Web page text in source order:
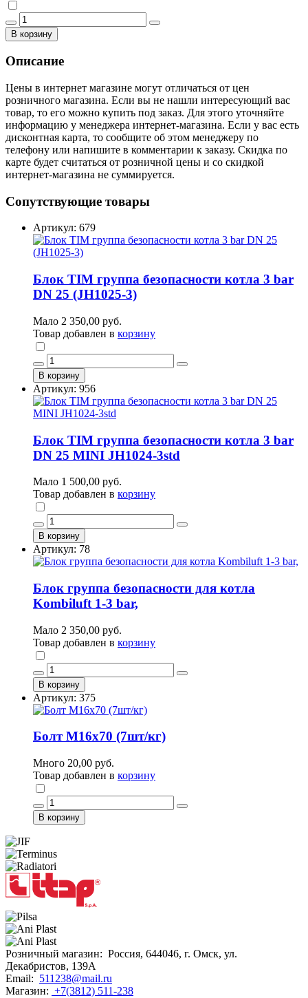
В корзину
Описание
Цены в интернет магазине могут отличаться от цен
розничного магазина. Если вы не нашли интересующий вас
товар, то его можно купить под заказ. Для этого уточняйте
информацию у менеджера интернет-магазина. Если у вас есть
дисконтная карта, то сообщите об этом менеджеру по
телефону или напишите в комментарии к заказу. Скидка по
карте будет считаться от розничной цены и со скидкой
интернет-магазина не суммируется.
Сопутствующие товары
Артикул: 679
Блок TIM группа безопасности котла 3 bar
DN 25 (JH1025-3)
Мало 2 350,00 руб.
Товар добавлен в корзину
В корзину
Артикул: 956
Блок TIM группа безопасности котла 3 bar
DN 25 MINI JH1024-3std
Мало 1 500,00 руб.
Товар добавлен в корзину
В корзину
Артикул: 78
Блок группа безопасности для котла
Kombiluft 1-3 bar,
Мало 2 350,00 руб.
Товар добавлен в корзину
В корзину
Артикул: 375
Болт М16х70 (7шт/кг)
Много 20,00 руб.
Товар добавлен в корзину
В корзину
Розничный магазин: Россия, 644046, г. Омск, ул.
Декабристов, 139А
Email: 511238@mail.ru
Магазин: +7(3812) 511-238